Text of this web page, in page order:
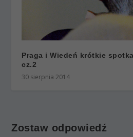
Praga i Wiedeń krótkie
cz.2
30 sierpnia 2014
Zostaw odpowiedź